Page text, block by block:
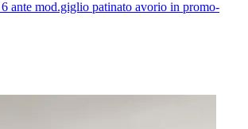
ante mod.giglio patinato avorio in promo-